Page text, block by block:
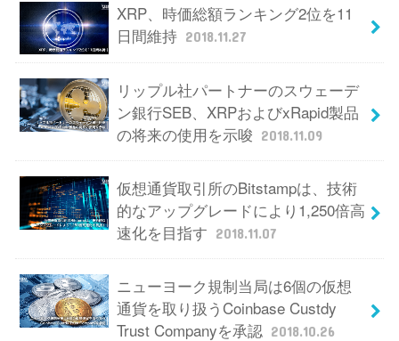
XRP、時価総額ランキング2位を11
日間維持 2018.11.27
リップル社パートナーのスウェーデ
ン銀行SEB、XRPおよびxRapid製品
の将来の使用を示唆
2018.11.09
仮想通貨取引所のBitstampは、技術
的なアップグレードにより1,250倍高
速化を目指す
2018.11.07
ニューヨーク規制当局は6個の仮想
通貨を取り扱うCoinbase Custdy
Trust Companyを承認 2018.10.26